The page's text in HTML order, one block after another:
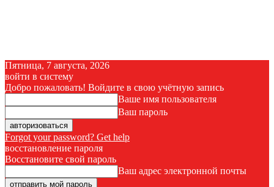
Пятница, 7 августа, 2026
войти в систему
Добро пожаловать! Войдите в свою учётную запись
Ваше имя пользователя
Ваш пароль
Forgot your password? Get help
восстановление пароля
Восстановите свой пароль
Ваш адрес электронной почты